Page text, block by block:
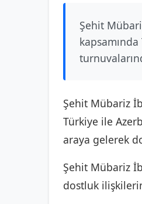
Şehit
Şehit Mübariz
Türkiye ile
araya gelerek
Şehit Mübariz
dostluk